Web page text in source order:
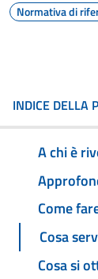
Normativa di
INDICE DELLA
A chi è
Come
Cosa
Cosa si